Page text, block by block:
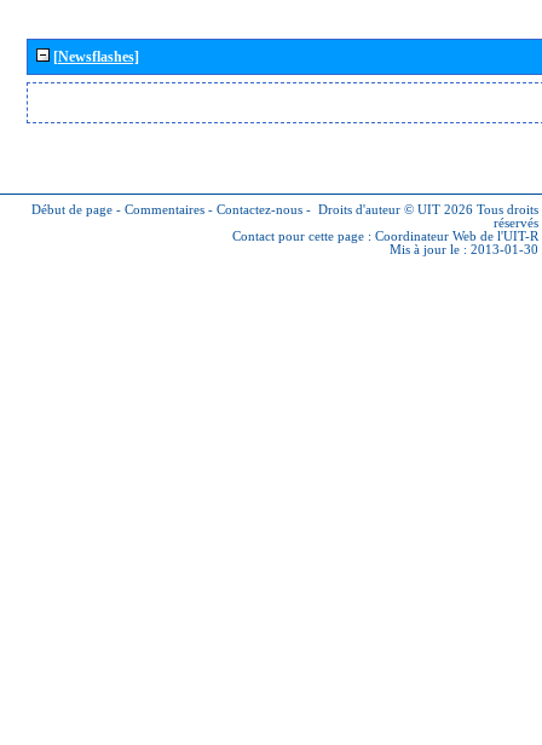
[Newsflashes]
Début de page - Commentaires - Contactez-nous - Droits d'auteur © UIT 2026 Tous droits
réservés
Contact pour cette page : Coordinateur Web de l'UIT-R
Mis à jour le : 2013-01-30